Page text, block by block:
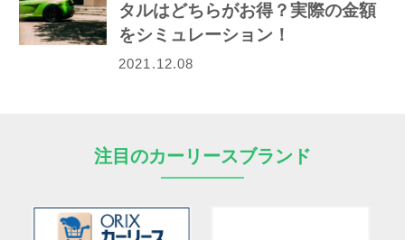
タルはどちらがお得？実際の金額
をシミュレーション！
2021.12.08
注目のカーリースブランド